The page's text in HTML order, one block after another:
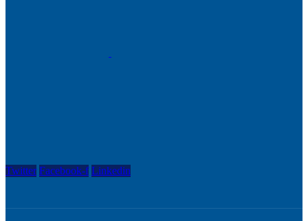
Twitter Facebook-f Linkedin